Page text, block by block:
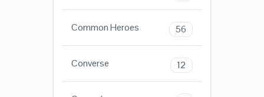
Common Heroes 56
Converse 12